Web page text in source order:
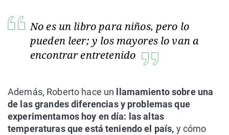
No es un libro para niños, pero lo
pueden leer; y los mayores lo van a
encontrar entretenido
Además, Roberto hace un llamamiento sobre una
de las grandes diferencias y problemas que
experimentamos hoy en día: las altas
temperaturas que está teniendo el país, y cómo